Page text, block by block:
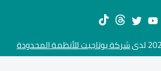
شركة يوتاجيت للأنظمة المحدودة